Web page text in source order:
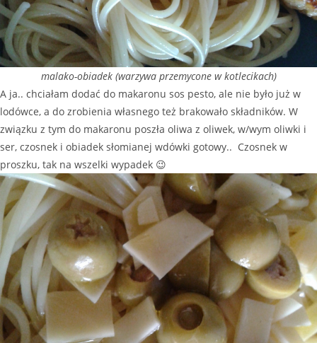
malako-obiadek (warzywa przemycone w kotlecikach)
A ja.. chciałam dodać do makaronu sos pesto, ale nie było już w
lodówce, a do zrobienia własnego też brakowało składników. W
związku z tym do makaronu poszła oliwa z oliwek, w/wym oliwki i
ser, czosnek i obiadek słomianej wdówki gotowy.. Czosnek w
proszku, tak na wszelki wypadek 😉